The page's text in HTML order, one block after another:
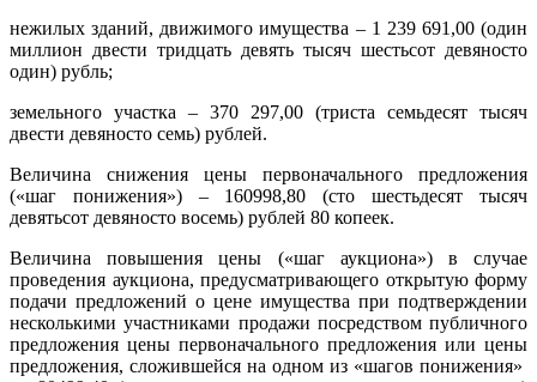
нежилых зданий, движимого имущества – 1 239 691,00 (один
миллион двести тридцать девять тысяч шестьсот девяносто
один) рубль;
земельного участка – 370 297,00 (триста семьдесят тысяч
двести девяносто семь) рублей.
Величина снижения цены первоначального предложения
(«шаг понижения») – 160998,80 (сто шестьдесят тысяч
девятьсот девяносто восемь) рублей 80 копеек.
Величина повышения цены («шаг аукциона») в случае
проведения аукциона, предусматривающего открытую форму
подачи предложений о цене имущества при подтверждении
несколькими участниками продажи посредством публичного
предложения цены первоначального предложения или цены
предложения, сложившейся на одном из «шагов понижения»